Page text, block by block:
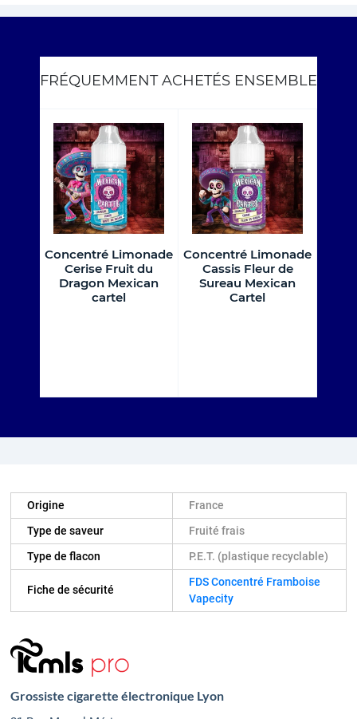
FRÉQUEMMENT ACHETÉS ENSEMBLE
Concentré Limonade
Cerise Fruit du
Dragon Mexican
cartel
Concentré Limonade
Cassis Fleur de
Sureau Mexican
Cartel
Origine
France
Type de saveur
Fruité frais
Type de flacon
P.E.T. (plastique recyclable)
Fiche de sécurité
FDS Concentré Framboise
Vapecity
Grossiste cigarette électronique Lyon